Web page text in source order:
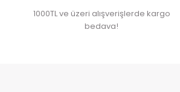
1000TL ve üzeri alışverişlerde kargo
bedava!